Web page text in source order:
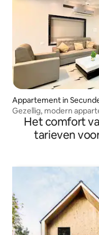
Appartement in
Gezellig, modern
Het comfort
tarieven